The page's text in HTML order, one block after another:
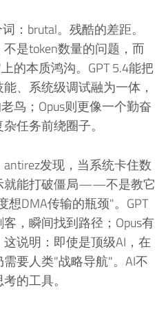
：brutal。残酷的差距。
是token数量的问题，而
的本质鸿沟。GPT 5.4能把
、系统级调试融为一体，
鸟；Opus则更像一个勤奋
任务前绕圈子。
发现，当系统卡住数
就能打破僵局——不是教它
DMA传输的瓶颈"。GPT
，瞬间找到路径；Opus有
说明：即使是顶级AI，在
要人类"战略导航"。AI不
的工具。